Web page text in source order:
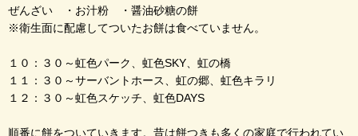
ぜんざい ・お汁粉 ・醤油砂糖の餅
※衛生面に配慮してついたお餅は食べていません。
１０：３０～虹色パーク、虹色SKY、虹の橋
１１：３０～サーバントホース、虹の郷、虹色キラリ
１２：３０～虹色スケッチ、虹色DAYS
順番に餅をついていきます。昔は餅つきも多くの家庭で行われてい